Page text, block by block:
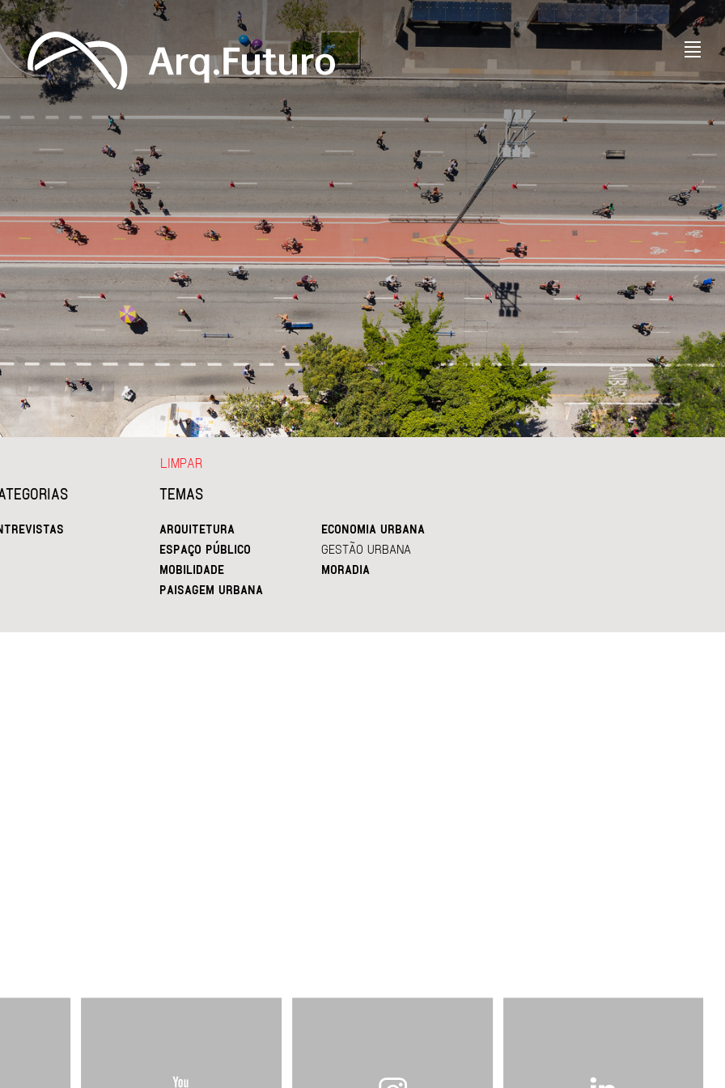
TEMAS
ARQUITETURA
ECONOMIA URBANA
ESPAÇO PÚBLICO
GESTÃO URBANA
MOBILIDADE
MORADIA
PAISAGEM URBANA
LIMPAR